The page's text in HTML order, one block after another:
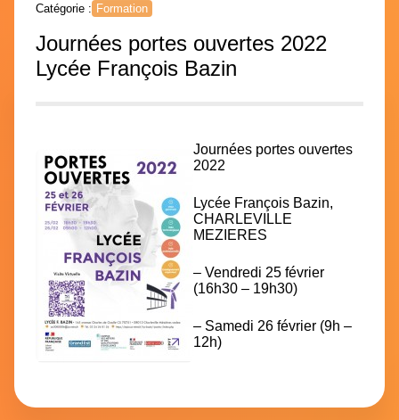
Catégorie : Formation
Journées portes ouvertes 2022
Lycée François Bazin
Journées portes ouvertes
2022
Lycée François Bazin,
CHARLEVILLE
MEZIERES
– Vendredi 25 février
(16h30 – 19h30)
– Samedi 26 février (9h –
12h)